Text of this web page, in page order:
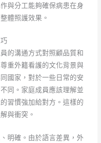
與分工能夠確保病患在身
體照護效果。
的溝通方式對照顧品質和
重外籍看護的文化背景與
國家，對於一些日常的安
同。家庭成員應該理解並
習慣強加給對方。這樣的
與衝突。
明確。由於語言差異，外